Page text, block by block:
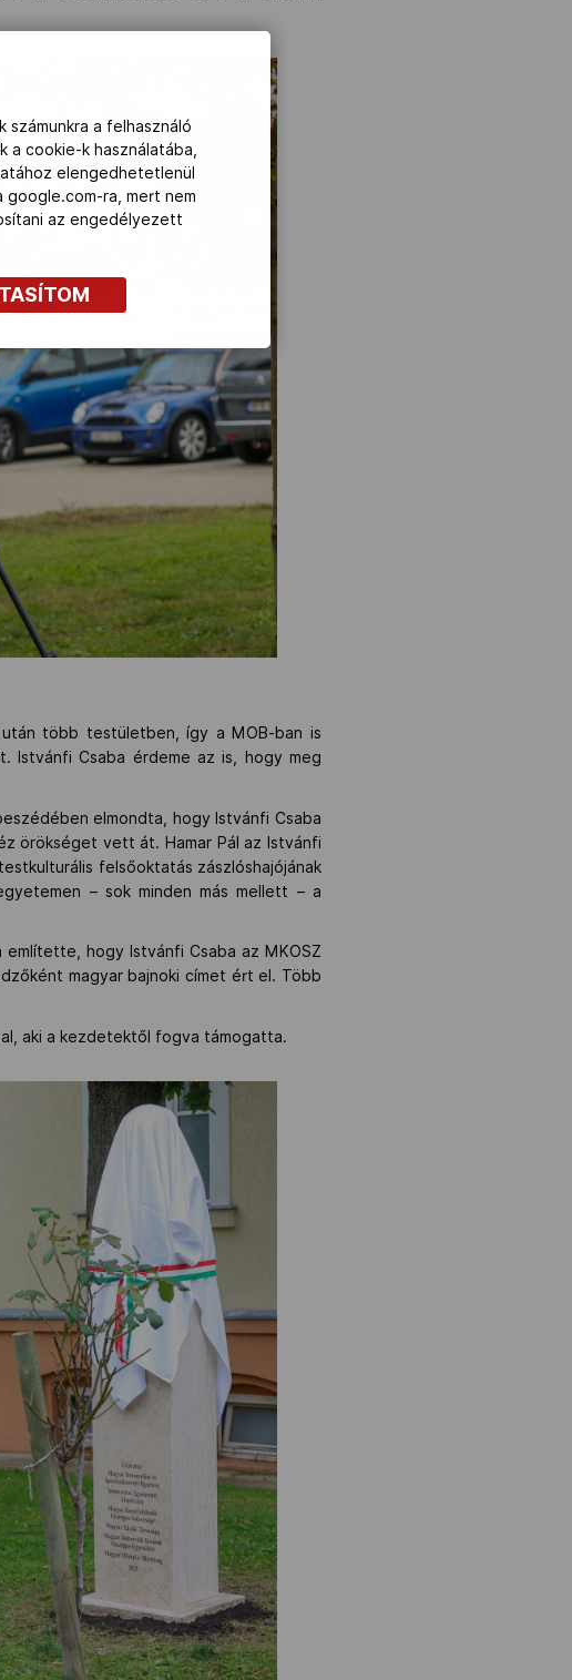
több testületben, így a MOB-ban is
Istvánfi Csaba érdeme az is, hogy meg
elmondta, hogy Istvánfi Csaba
örökséget vett át. Hamar Pál az Istvánfi
felsőoktatás zászlóshajójának
– sok minden más mellett – a
hogy Istvánfi Csaba az MKOSZ
magyar bajnoki címet ért el. Több
aki a kezdetektől fogva támogatta.
a felhasználó
cookie-k használatába,
elengedhetetlenül
google.com-ra, mert nem
az engedélyezett